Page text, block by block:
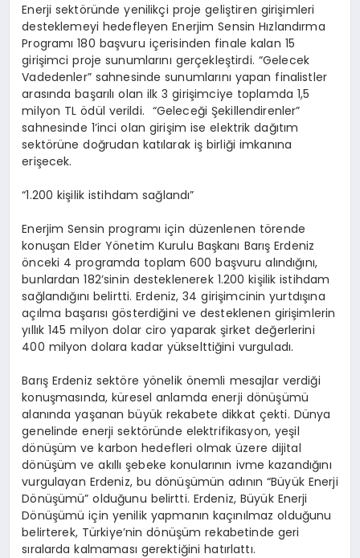
EĞITIM
Enerji sektöründe yenilikçi proje geliştiren girişimleri
desteklemeyi hedefleyen Enerjim Sensin Hızlandırma
Programı 180 başvuru içerisinden finale kalan 15
girişimci proje sunumlarını gerçekleştirdi. “Gelecek
Vadedenler” sahnesinde sunumlarını yapan finalistler
arasında başarılı olan ilk 3 girişimciye toplamda 1,5
milyon TL ödül verildi. “Geleceği Şekillendirenler”
sahnesinde 1’inci olan girişim ise elektrik dağıtım
sektörüne doğrudan katılarak iş birliği imkanına
erişecek.
“1.200 kişilik istihdam sağlandı”
Enerjim Sensin programı için düzenlenen törende
konuşan Elder Yönetim Kurulu Başkanı Barış Erdeniz
önceki 4 programda toplam 600 başvuru alındığını,
bunlardan 182’sinin desteklenerek 1.200 kişilik istihdam
sağlandığını belirtti. Erdeniz, 34 girişimcinin yurtdışına
açılma başarısı gösterdiğini ve desteklenen girişimlerin
yıllık 145 milyon dolar ciro yaparak şirket değerlerini
400 milyon dolara kadar yükselttiğini vurguladı.
Barış Erdeniz sektöre yönelik önemli mesajlar verdiği
konuşmasında, küresel anlamda enerji dönüşümü
alanında yaşanan büyük rekabete dikkat çekti. Dünya
genelinde enerji sektöründe elektrifikasyon, yeşil
dönüşüm ve karbon hedefleri olmak üzere dijital
dönüşüm ve akıllı şebeke konularının ivme kazandığını
vurgulayan Erdeniz, bu dönüşümün adının “Büyük Enerji
Dönüşümü” olduğunu belirtti. Erdeniz, Büyük Enerji
Dönüşümü için yenilik yapmanın kaçınılmaz olduğunu
belirterek, Türkiye’nin dönüşüm rekabetinde geri
sıralarda kalmaması gerektiğini hatırlattı.